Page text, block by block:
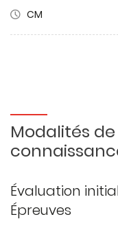
CM
Modalités
Évaluation
Épreuves